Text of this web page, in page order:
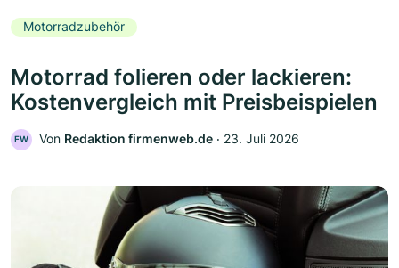
Motorradzubehör
Motorrad folieren oder lackieren:
Kostenvergleich mit Preisbeispielen
FW Von Redaktion firmenweb.de ‧ 23. Juli 2026